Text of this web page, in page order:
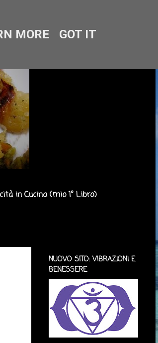
in Cucina (mio 1° Libro)
NUOVO SITO: VIBRAZIONI E
BENESSERE
MORE GOT IT